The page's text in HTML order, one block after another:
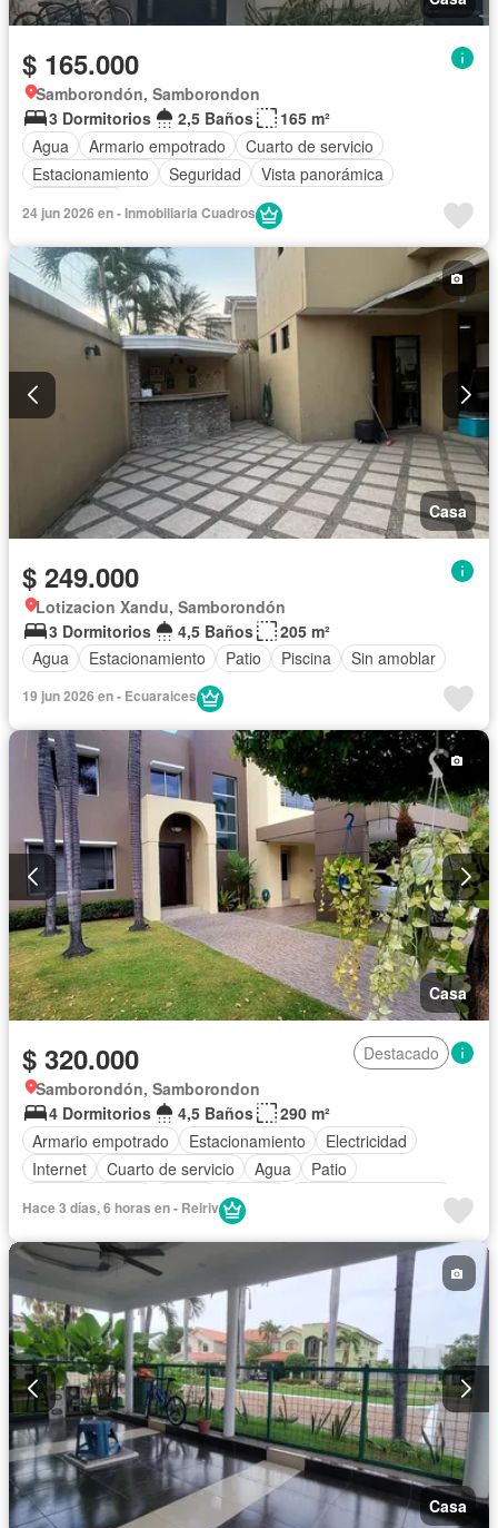
$ 165.000
Samborondón, Samborondon
3 Dormitorios
2,5 Baños
165 m²
Agua
Armario empotrado
Cuarto de servicio
Estacionamiento
Seguridad
Vista panorámica
24 jun 2026 en - Inmobiliaria Cuadros
Casa
$ 249.000
Lotizacion Xandu, Samborondón
3 Dormitorios
4,5 Baños
205 m²
Agua
Estacionamiento Patio Piscina Sin amoblar
19 jun 2026 en - Ecuaraices
Casa
$ 320.000
Destacado
Samborondón, Samborondon
4 Dormitorios
4,5 Baños
290 m²
Armario empotrado
Estacionamiento
Electricidad
Internet
Cuarto de servicio Agua
Patio
Parrilla
Piscina
Hace 3 días, 6 horas en - Reiriv
Casa